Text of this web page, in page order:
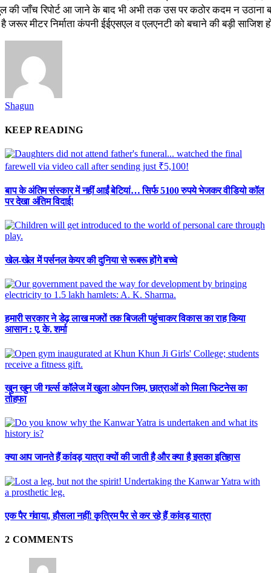
की जाँच रिपोर्ट आ जाने के बाद भी अभी तक उस पर कठोर कदम न उठाना
जरूर मीटर निर्माता कंपनी ईईएसएल व एलएनटी को बचाने की बड़ी साजिश
Shagun
KEEP READING
बाप के अंतिम संस्कार में नहीं आईं बेटियां… सिर्फ 5100 रुपये भेजकर वीडियो कॉल
पर देखा अंतिम विदाई!
खेल-खेल में पर्सनल केयर की दुनिया से रूबरू होंगे बच्चे
हमारी सरकार ने डेढ़ लाख मजरों तक बिजली पहुंचाकर विकास का राह किया
आसान : ए. के. शर्मा
खुन खुन जी गर्ल्स कॉलेज में खुला ओपन जिम, छात्राओं को मिला फिटनेस का
तोहफा
क्या आप जानते हैं कांवड़ यात्रा क्यों की जाती है और क्या है इसका इतिहास
एक पैर गंवाया, हौसला नहीं! कृत्रिम पैर से कर रहे हैं कांवड़ यात्रा
2 COMMENTS